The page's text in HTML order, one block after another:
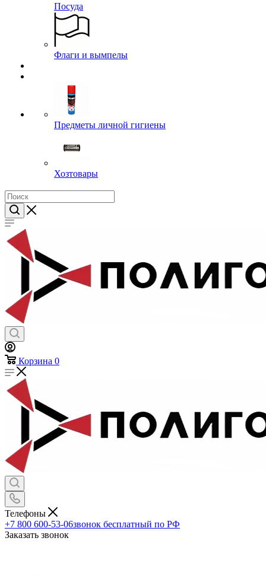
Посуда
Флаги и вымпелы
Предметы личной гигиены
Хозтовары
Корзина 0
Телефоны
+7 800 600-53-06звонок бесплатный по РФ
Заказать звонок